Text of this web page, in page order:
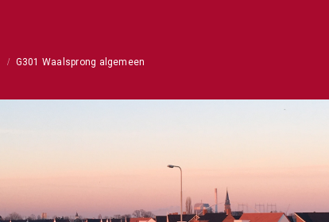
G301 Waalsprong algemeen